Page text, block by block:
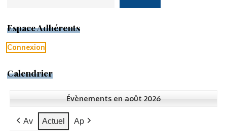
Espace Adhérents
Connexion
Calendrier
Évènements en août 2026
Av Actuel Ap